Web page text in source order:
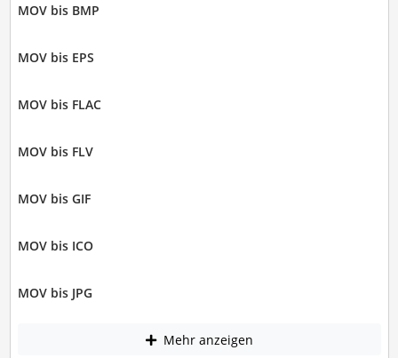
MOV bis BMP
MOV bis EPS
MOV bis FLAC
MOV bis FLV
MOV bis GIF
MOV bis ICO
MOV bis JPG
Mehr anzeigen